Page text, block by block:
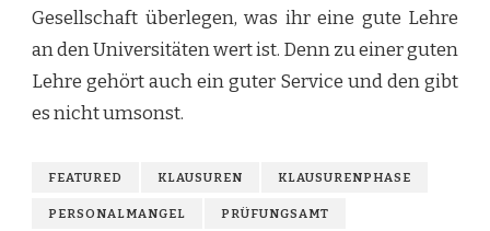
Gesellschaft überlegen, was ihr eine gute Lehre
an den Universitäten wert ist. Denn zu einer guten
Lehre gehört auch ein guter Service und den gibt
es nicht umsonst.
FEATURED KLAUSUREN KLAUSURENPHASE
PERSONALMANGEL PRÜFUNGSAMT